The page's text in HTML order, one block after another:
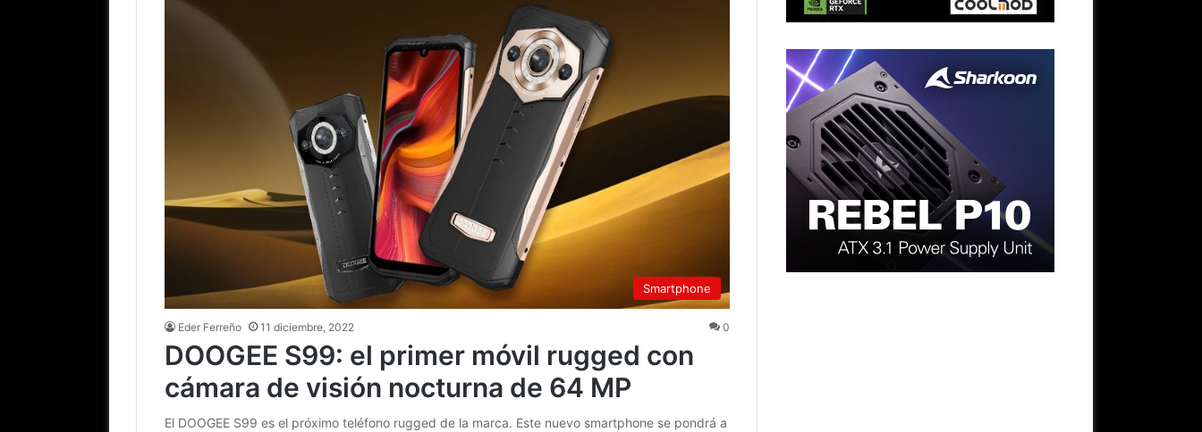
Smartphone
Eder Ferreño 11 diciembre, 2022 0
DOOGEE S99: el primer móvil rugged con
cámara de visión nocturna de 64 MP
El DOOGEE S99 es el próximo teléfono rugged de la marca. Este nuevo smartphone se pondrá a